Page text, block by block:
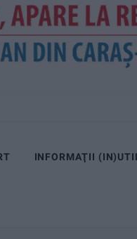
INFORMAŢII